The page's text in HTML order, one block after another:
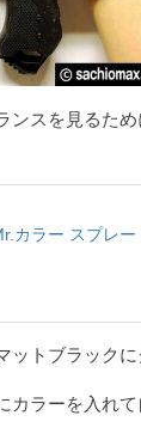
ンスを見るた
カラー スプレ
ットブラックに
カラーを入れ